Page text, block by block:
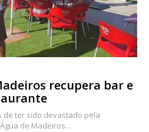
recupera bar e
de ter sido devastado pela
de Madeiros...